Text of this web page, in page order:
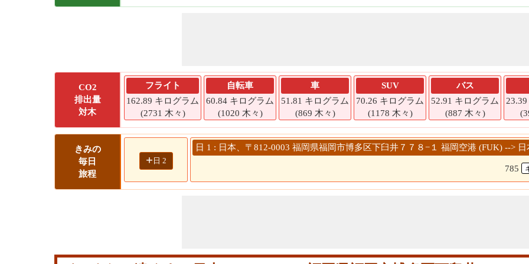
CO2
排出量
対木
フライト
162.89 キログラム
(2731 木々)
自転車
60.84 キログラム
(1020 木々)
車
51.81 キログラム
(869 木々)
SUV
70.26 キログラム
(1178 木々)
バス
52.91 キログラム
(887 木々)
きみの
毎日
旅程
+ 日 2
日 1 : 日本、〒812-0003 福岡県福岡市博多区下臼井７７８−１ 福岡空港 (FUK) -->
785